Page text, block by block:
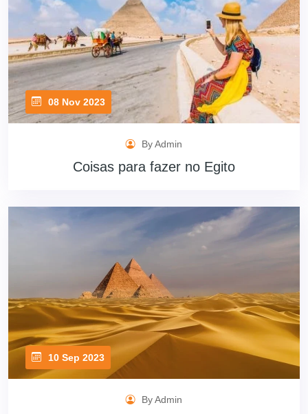
08 Nov 2023
By Admin
Coisas para fazer no Egito
10 Sep 2023
By Admin